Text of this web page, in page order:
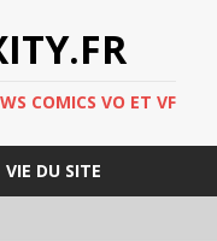
COMICS VO ET VF
VIE DU SITE